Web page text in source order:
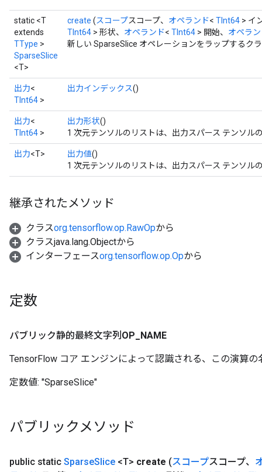
static <T
extends
TType >
SparseSlice
<T>
create (スコープスコープ、 オペランド< TInt64 > イ
TInt64 > 形状、 オペランド< TInt64 > 開始、 オペラ
新しい SparseSlice オペレーションをラップするク
出力<
TInt64 >
出力インデックス()
出力<
TInt64 >
出力形状()
1 次元テンソルのリストは、出力スパース テンソル
出力<T> 出力値()
1 次元テンソルのリストは、出力スパース テンソル
継承されたメソッド
クラスorg.tensorflow.op.RawOpから
クラスjava.lang.Objectから
インターフェースorg.tensorflow.op.Opから
定数
パブリック静的最終文字列OP NAME
TensorFlow コア エンジンによって認識される、この演算の
定数値: "SparseSlice"
パブリックメソッド
public static SparseSlice <T> create (スコープスコープ、